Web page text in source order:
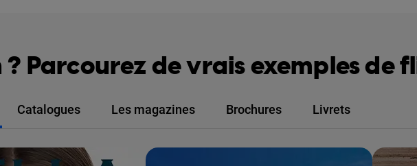
Parcourez de vrais exemples de
Catalogues Les magazines Brochures Livrets